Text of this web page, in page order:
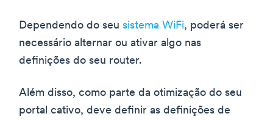
Dependendo do seu sistema WiFi, poderá ser
necessário alternar ou ativar algo nas
definições do seu router.
Além disso, como parte da otimização do seu
portal cativo, deve definir as definições de